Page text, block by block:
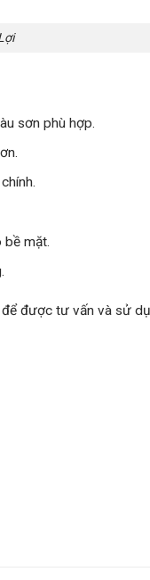
sơn phù hợp.
bề mặt.
để được tư vấn và sử